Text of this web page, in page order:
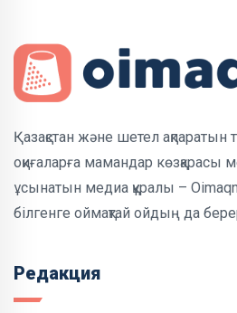
Қазақстан және шетел ақпаратын
оқиғаларға мамандар көзқарасы
ұсынатын медиа құралы –
білгенге оймақтай ойдың да
Редакция